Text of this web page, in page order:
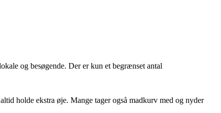
og besøgende. Der er kun et begrænset antal
holde ekstra øje. Mange tager også madkurv med og nyder